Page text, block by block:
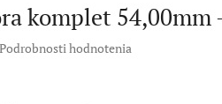
komplet 54,00mm
Podrobnosti hodnotenia